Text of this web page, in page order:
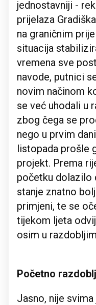
jednostavniji -
prijelaza
na graničnim
situacija
vremena sve
navode, putnici
novim načinom
se već uhodali u
zbog čega se
nego u prvim
listopada prošle
projekt. Prema
početku dolazilo
stanje znatno
primjeni, te se
tijekom ljeta
osim u
Početno
Jasno, nije